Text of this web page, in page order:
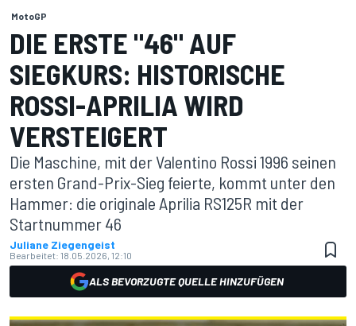
MotoGP
DIE ERSTE "46" AUF
SIEGKURS: HISTORISCHE
ROSSI-APRILIA WIRD
VERSTEIGERT
Die Maschine, mit der Valentino Rossi 1996 seinen
ersten Grand-Prix-Sieg feierte, kommt unter den
Hammer: die originale Aprilia RS125R mit der
Startnummer 46
Juliane Ziegengeist
Bearbeitet: 18.05.2026, 12:10
ALS BEVORZUGTE QUELLE HINZUFÜGEN